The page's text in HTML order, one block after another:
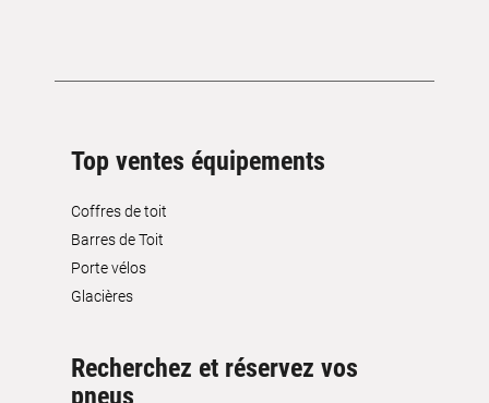
Top ventes équipements
Coffres de toit
Barres de Toit
Porte vélos
Glacières
Recherchez et réservez vos